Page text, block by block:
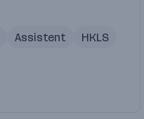
Assistent
HKLS